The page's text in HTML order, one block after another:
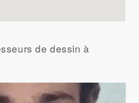
de dessin à